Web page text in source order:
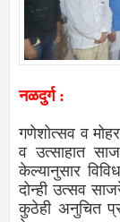
नळदुर्ग :
गणेशोत्सव व
व उत्साहात
केल्यानुसार
दोन्ही उत्सव
कुठेही अनुचित